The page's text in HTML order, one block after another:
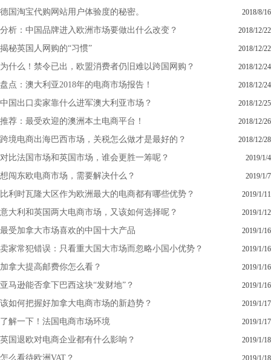
德国淘宝代购网站用户体验度的秘密。 2018/8/16
分析：中国品牌进入欧洲市场要做出什么改变？ 2018/12/22
揭秘英国人网购的“习惯” 2018/12/22
为什么！禁令已出，欧盟消费者仍旧难以跨国网购？ 2018/12/24
盘点：澳大利亚2018年的电商市场报告！ 2018/12/24
中国出口卖家靠什么进军澳大利亚市场？ 2018/12/25
推荐：最受欢迎的澳洲本土电商平台！ 2018/12/26
跨境电商出海巴西市场，关税怎么做才是最好的？ 2018/12/28
对比法国市场和英国市场，谁会更胜一筹呢？ 2019/1/4
想闯东欧电商市场，需要解决什么？ 2019/1/7
比利时瓦隆大区作为欧洲最大的电商都有哪些优势？ 2019/1/11
意大利和英国两大电商市场，又该如何选择呢？ 2019/1/12
最受加拿大市场喜欢的中国十大产品 2019/1/16
卖家常犯错误：只看重大国大市场而忽略小国小优势？ 2019/1/16
加拿大提高邮费你怎么看？ 2019/1/16
亚马逊能否拿下巴西这块“发财地”？ 2019/1/16
该如何把握好加拿大电商市场的新趋势？ 2019/1/17
了解一下！法国电商市场环境 2019/1/17
英国退欧对电商企业都有什么影响？ 2019/1/18
怎么看待欧洲VAT？ 2019/1/18